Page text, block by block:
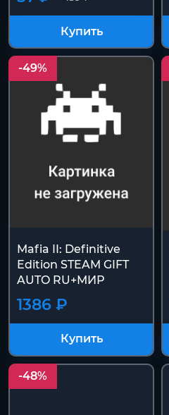
439 ₽
57 ₽
Купить
-49%
Mafia II: Definitive
Edition STEAM GIFT
AUTO RU+МИР
1386 ₽
Купить
-48%